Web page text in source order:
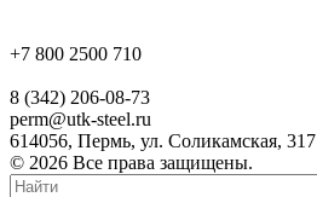
+7 800 2500 710
8 (342) 206-08-73
perm@utk-steel.ru
614056, Пермь, ул. Соликамская, 317
© 2026 Все права защищены.